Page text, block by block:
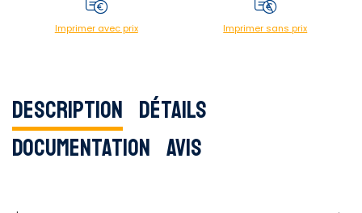
Imprimer avec prix Imprimer sans prix
Description Détails
Documentation Avis